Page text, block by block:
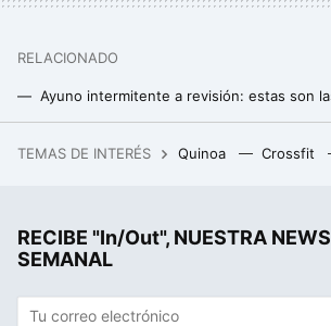
RELACIONADO
TEMAS DE INTERÉS Quinoa Crossfit
RECIBE "In/Out", NUESTRA
SEMANAL